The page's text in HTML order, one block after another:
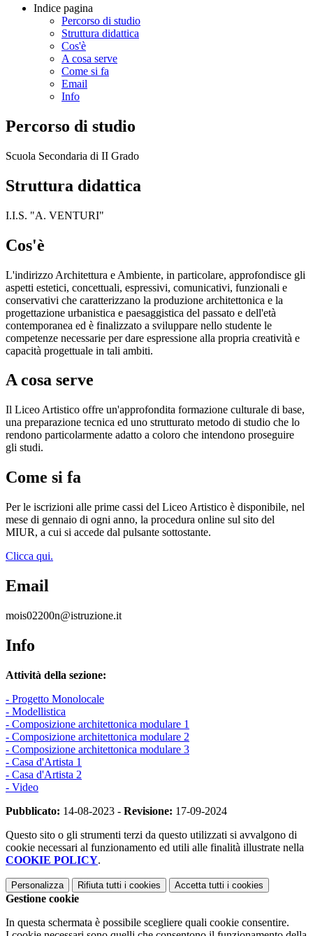
Indice pagina
Percorso di studio
Struttura didattica
Cos'è
A cosa serve
Come si fa
Email
Info
Percorso di studio
Scuola Secondaria di II Grado
Struttura didattica
I.I.S. "A. VENTURI"
Cos'è
L'indirizzo Architettura e Ambiente, in particolare, approfondisce gli
aspetti estetici, concettuali, espressivi, comunicativi, funzionali e
conservativi che caratterizzano la produzione architettonica e la
progettazione urbanistica e paesaggistica del passato e dell'età
contemporanea ed è finalizzato a sviluppare nello studente le
competenze necessarie per dare espressione alla propria creatività e
capacità progettuale in tali ambiti.
A cosa serve
Il Liceo Artistico offre un'approfondita formazione culturale di base,
una preparazione tecnica ed uno strutturato metodo di studio che lo
rendono particolarmente adatto a coloro che intendono proseguire
gli studi.
Come si fa
Per le iscrizioni alle prime cassi del Liceo Artistico è disponibile, nel
mese di gennaio di ogni anno, la procedura online sul sito del
MIUR, a cui si accede dal pulsante sottostante.
Clicca qui.
Email
mois02200n@istruzione.it
Info
Attività della sezione:
- Progetto Monolocale
- Modellistica
- Composizione architettonica modulare 1
- Composizione architettonica modulare 2
- Composizione architettonica modulare 3
- Casa d'Artista 1
- Casa d'Artista 2
- Video
Pubblicato: 14-08-2023 - Revisione: 17-09-2024
Questo sito o gli strumenti terzi da questo utilizzati si avvalgono di
cookie necessari al funzionamento ed utili alle finalità illustrate nella
COOKIE POLICY.
Personalizza Rifiuta tutti i cookies Accetta tutti i cookies
Gestione cookie
In questa schermata è possibile scegliere quali cookie consentire.